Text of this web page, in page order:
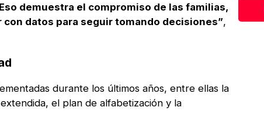
demuestra el compromiso de las familias,
datos para seguir tomando decisiones”,
durante los últimos años, entre ellas la
el plan de alfabetización y la